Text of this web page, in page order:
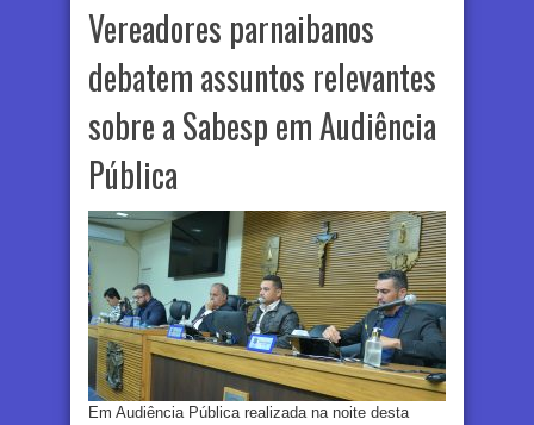
Vereadores parnaibanos
debatem assuntos relevantes
sobre a Sabesp em Audiência
Pública
Em Audiência Pública realizada na noite desta